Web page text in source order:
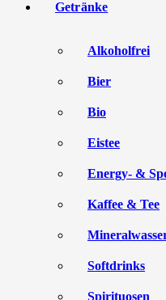
Getränke
Alkoholfrei
Bier
Bio
Eistee
Energy- &
Kaffee & Tee
Softdrinks
Spirituosen